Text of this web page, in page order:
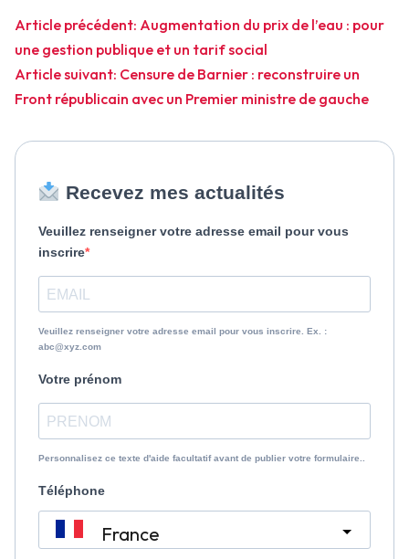
Navigation
de
l’article
Article précédent: Augmentation du prix de l’eau : pour
une gestion publique et un tarif social
Article suivant: Censure de Barnier : reconstruire un
Front républicain avec un Premier ministre de gauche
Recevez mes actualités
Veuillez renseigner votre adresse email pour vous
inscrire
Veuillez renseigner votre adresse email pour vous inscrire. Ex. :
abc@xyz.com
Votre prénom
Personnalisez ce texte d'aide facultatif avant de publier votre formulaire..
Téléphone
France